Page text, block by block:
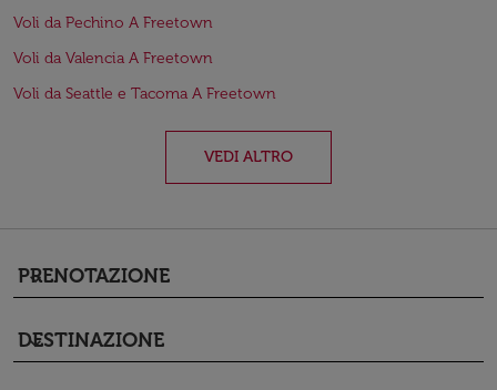
Voli da Pechino A Freetown
Voli da Valencia A Freetown
Voli da Seattle e Tacoma A Freetown
VEDI ALTRO
PRENOTAZIONE
keyboard_arrow_down
DESTINAZIONE
keyboard_arrow_down